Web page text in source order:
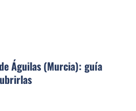
Águilas (Murcia): guía